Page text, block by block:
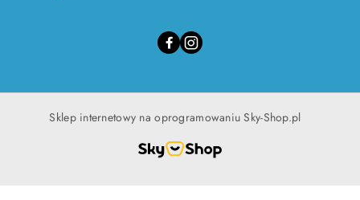
Sklep internetowy na oprogramowaniu Sky-Shop.pl